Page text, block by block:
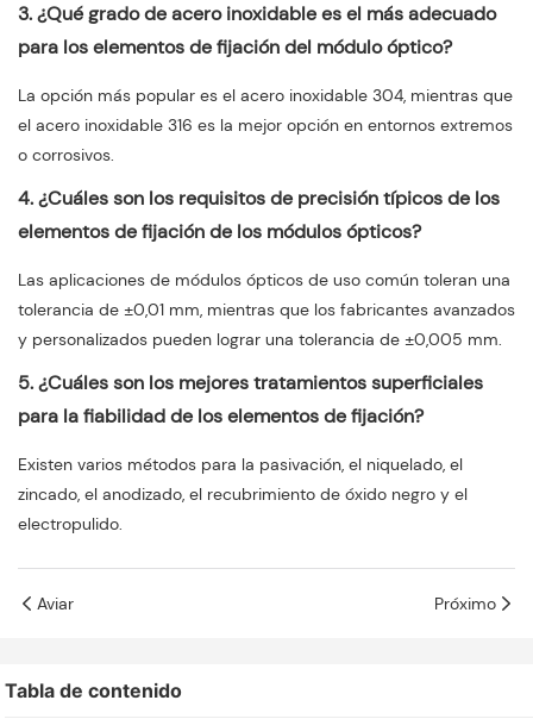
3. ¿Qué grado de acero inoxidable es el más adecuado
para los elementos de fijación del módulo óptico?
La opción más popular es el acero inoxidable 304, mientras que
el acero inoxidable 316 es la mejor opción en entornos extremos
o corrosivos.
4. ¿Cuáles son los requisitos de precisión típicos de los
elementos de fijación de los módulos ópticos?
Las aplicaciones de módulos ópticos de uso común toleran una
tolerancia de ±0,01 mm, mientras que los fabricantes avanzados
y personalizados pueden lograr una tolerancia de ±0,005 mm.
5. ¿Cuáles son los mejores tratamientos superficiales
para la fiabilidad de los elementos de fijación?
Existen varios métodos para la pasivación, el niquelado, el
zincado, el anodizado, el recubrimiento de óxido negro y el
electropulido.
Aviar Próximo
Tabla de contenido